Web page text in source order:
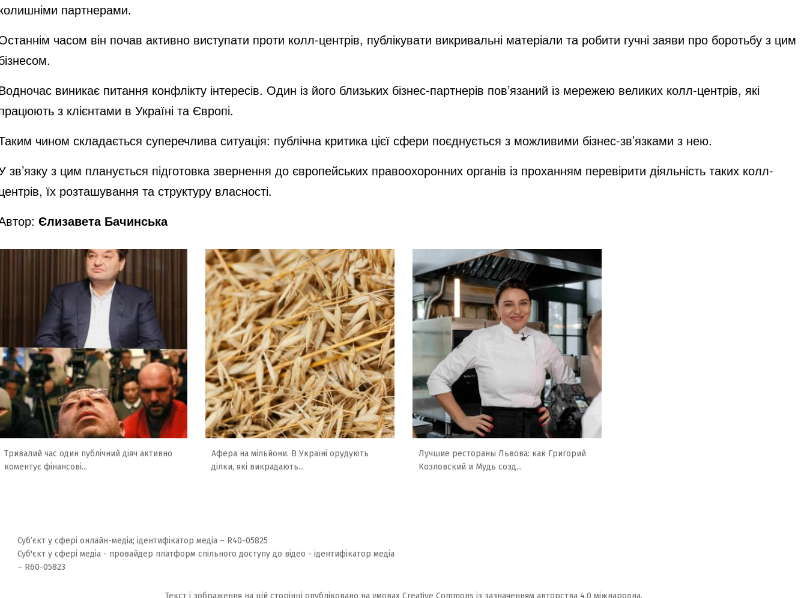
партнерами.
часом він почав активно виступати проти колл-центрів, публікувати викривальні матеріали та робити гучні заяви про боротьбу з цим
виникає питання конфлікту інтересів. Один із його близьких бізнес-партнерів пов’язаний із мережею великих колл-центрів, які
з клієнтами в Україні та Європі.
чином складається суперечлива ситуація: публічна критика цієї сфери поєднується з можливими бізнес-зв’язками з нею.
зв’язку з цим планується підготовка звернення до європейських правоохоронних органів із проханням перевірити діяльність таких колл-
їх розташування та структуру власності.
Єлизавета Бачинська
Тривалий час один публічний діяч активно
коментує фінансові...
Афера на мільйони. В Україні орудують
ділки, які викрадають...
Лучшие рестораны Львова: как Григорий
Козловский и Мудь созд...
Суб’єкт у сфері онлайн-медіа; ідентифікатор медіа – R40-05825
Суб'єкт у сфері медіа - провайдер платформ спільного доступу до відео - ідентифікатор медіа
– R60-05823
Текст і зображення на цій сторінці опубліковано на умовах Creative Commons із зазначенням авторства 4.0 міжнародна.